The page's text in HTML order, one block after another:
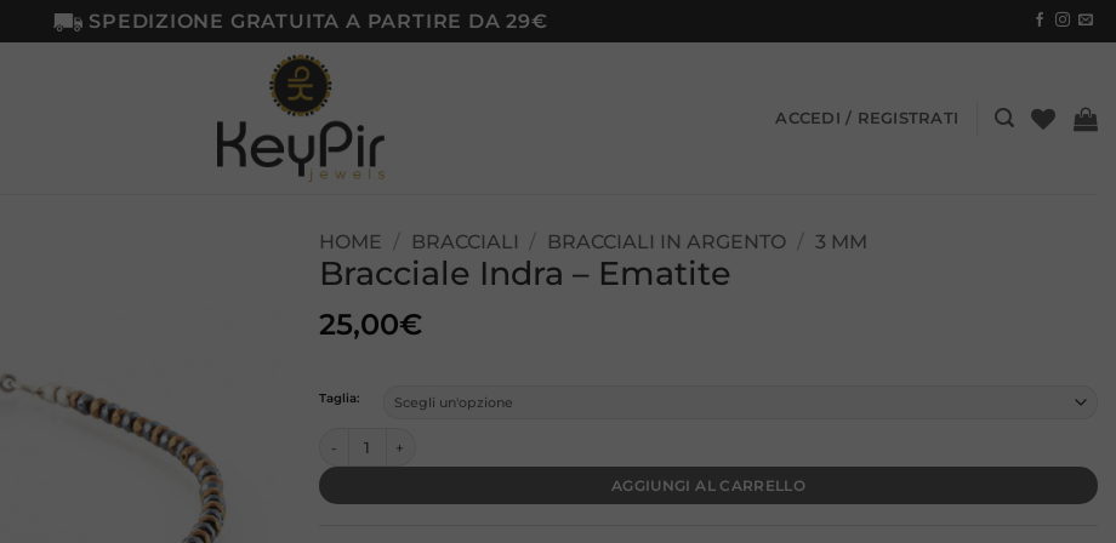
SPEDIZIONE GRATUITA A PARTIRE DA 29€
ACCEDI / REGISTRATI
HOME / BRACCIALI / BRACCIALI IN ARGENTO / 3 MM
Bracciale Indra – Ematite
25,00€
Taglia:
AGGIUNGI AL CARRELLO